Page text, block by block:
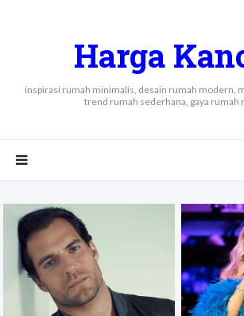
Harga
inspirasi rumah minimalis, desain rumah modern,
trend rumah sederhana, gaya rumah